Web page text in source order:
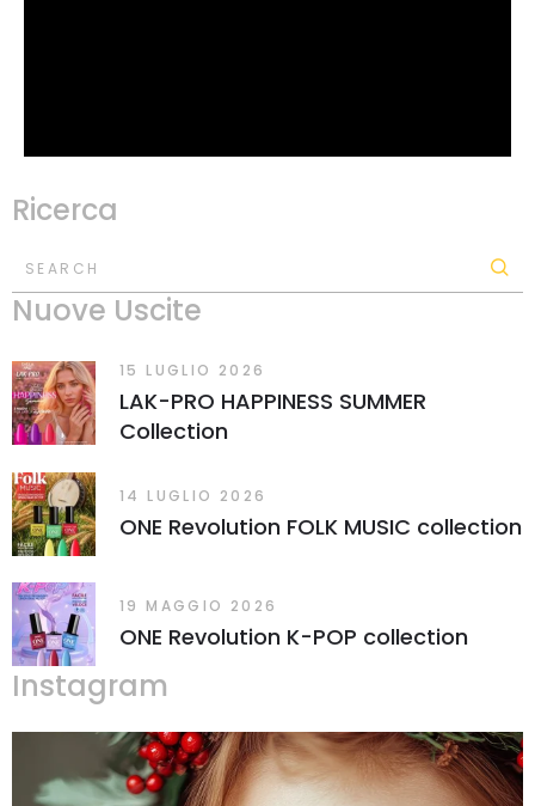
Ricerca
SEARCH
Nuove Uscite
15 LUGLIO 2026
LAK-PRO HAPPINESS SUMMER
Collection
14 LUGLIO 2026
ONE Revolution FOLK MUSIC collection
19 MAGGIO 2026
ONE Revolution K-POP collection
Instagram